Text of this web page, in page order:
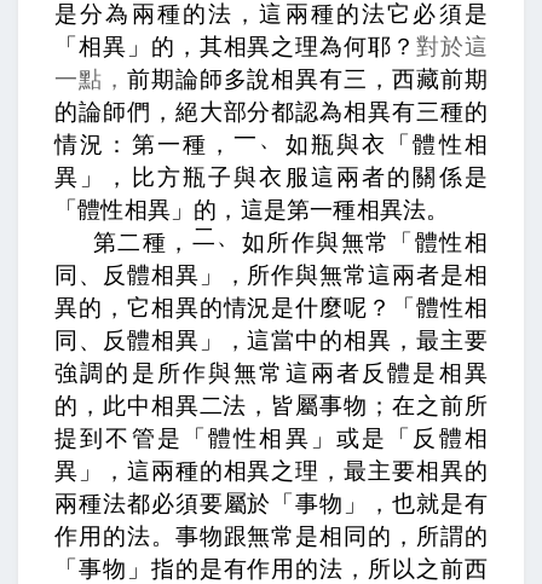
是分為兩種的法，這兩種的法它必須是
「相異」的， 其相異之理為何耶？ 對於這
一點， 前期論師多說相異有三，西藏前期
的論師們，絕大部分都認為相異有三種的
情況：第一種，一、 如瓶與衣「體性相
異」，
比方瓶子與衣服這兩者的關係是
「體性相異」的，這是第一種相異法。
第二種， 二、 如所作與無常「體性相
同、反體相異」， 所作與無常這兩者是相
異的，它相異的情況是什麼呢？「體性相
同、反體相異」，這當中的相異，最主要
強調的是所作與無常這兩者反體是相異
的， 此中相異二法，皆屬事物； 在之前所
提到不管是「體性相異」或是「反體相
異」，這兩種的相異之理，最主要相異的
兩種法都必須要屬於「事物」，也就是有
作用的法。事物跟無常是相同的，所謂的
「事物」指的是有作用的法，所以之前西